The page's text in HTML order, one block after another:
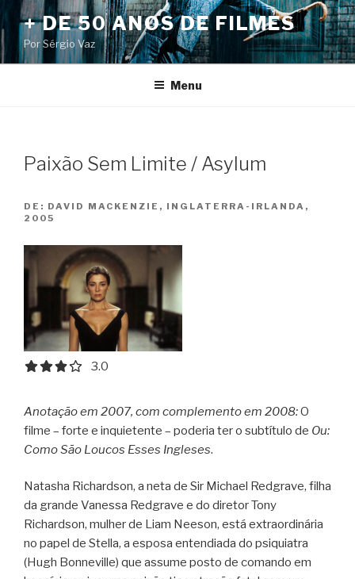
Pular
para
o
conteúdo
+ DE 50 ANOS DE FILMES
Por Sérgio Vaz
Menu
Paixão Sem Limite / Asylum
DE: DAVID MACKENZIE, INGLATERRA-IRLANDA,
2005
3.0 out of 5.0 stars
3.0
Anotação em 2007, com complemento em 2008:O
filme – forte e inquietente – poderia ter o subtítulo de Ou:
Como São Loucos Esses Ingleses.
Natasha Richardson, a neta de Sir Michael Redgrave, filha
da grande Vanessa Redgrave e do diretor Tony
Richardson, mulher de Liam Neeson, está extraordinária
no papel de Stella, a esposa entendiada do psiquiatra
(Hugh Bonneville) que assume posto de comando em